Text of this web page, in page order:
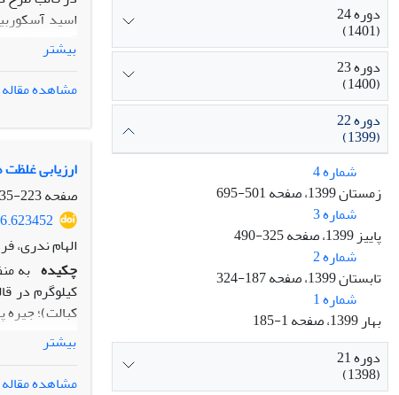
بیشتر
مشاهده مقاله
ارزیابی
صفحه223-235
الهام ندری،
چکیده
بیشتر
مشاهده مقاله
دوره 24
(1401)
دوره 23
(1400)
دوره 22
(1399)
شماره 4
زمستان 1399، صفحه 501-695
شماره 3
پاییز 1399، صفحه 325-490
شماره 2
تابستان 1399، صفحه 187-324
شماره 1
بهار 1399، صفحه 1-185
دوره 21
(1398)